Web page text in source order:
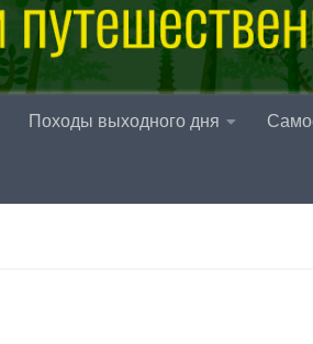
Походы выходного дня